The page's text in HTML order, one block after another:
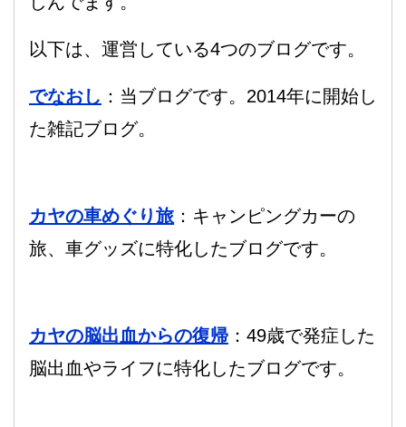
以下は、運営している4つのブログです。
でなおし ：当ブログです。2014年に開始し
た雑記ブログ。
カヤの車めぐり旅 ：キャンピングカーの
旅、車グッズに特化したブログです。
カヤの脳出血からの復帰 ：49歳で発症した
脳出血やライフに特化したブログです。